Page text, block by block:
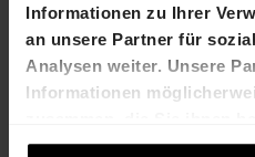
Informationen zu Ihrer
an unsere Partner für
Analysen weiter. Unsere
Informationen
die sie im Rahmen Ihrer